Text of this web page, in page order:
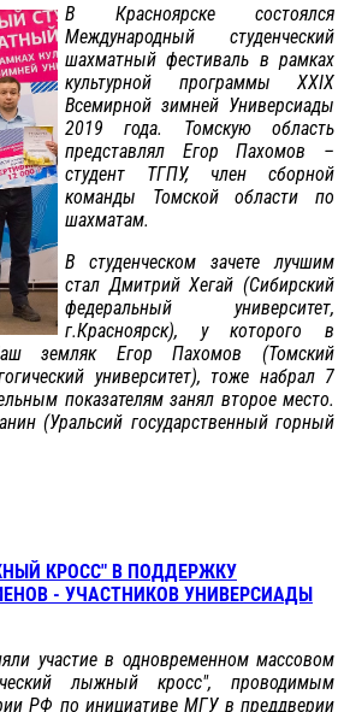
В Красноярске состоялся
Международный студенческий
шахматный фестиваль в рамках
культурной программы XXIX
Всемирной зимней Универсиады
2019 года. Томскую область
представлял Егор Пахомов –
студент ТГПУ, член сборной
команды Томской области по
шахматам.
В студенческом зачете лучшим
стал Дмитрий Хегай (Сибирский
федеральный университет,
г.Красноярск), у которого в
земляк Егор Пахомов (Томский
университет), тоже набрал 7
показателям занял второе место.
(Уральсий государственный горный
КРОСС" В ПОДДЕРЖКУ
- УЧАСТНИКОВ УНИВЕРСИАДЫ
участие в одновременном массовом
лыжный кросс", проводимым
РФ по инициативе МГУ в преддверии